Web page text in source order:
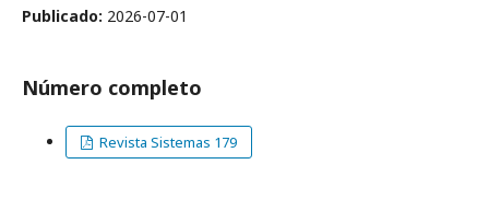
Publicado: 2026-07-01
Número completo
Revista Sistemas 179